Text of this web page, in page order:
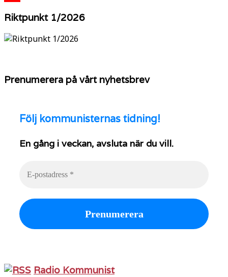
Riktpunkt 1/2026
Prenumerera på vårt nyhetsbrev
Följ kommunisternas tidning!
En gång i veckan, avsluta när du vill.
Radio Kommunist